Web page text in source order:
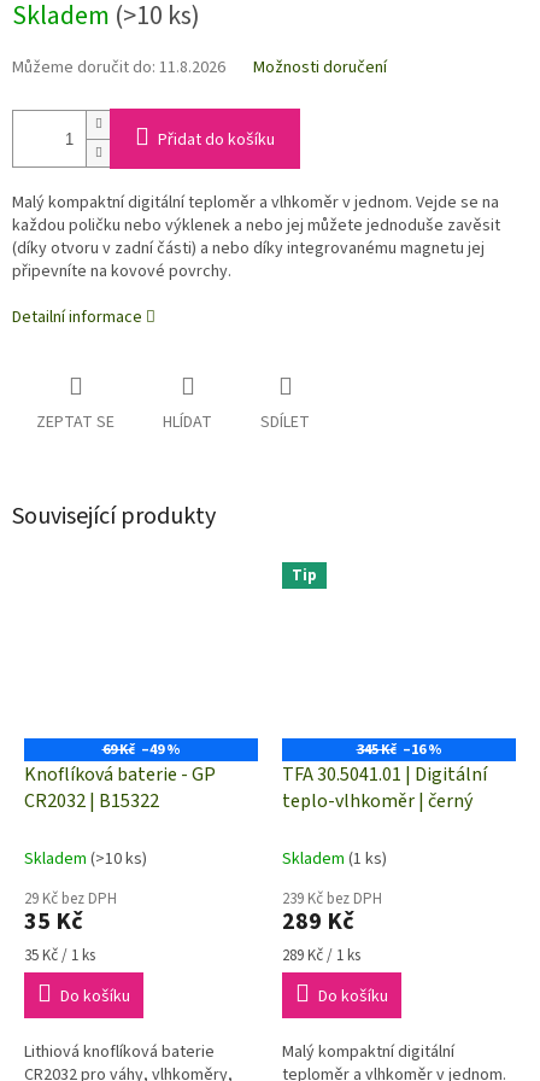
Skladem (>10 ks)
Můžeme doručit do: 11.8.2026 Možnosti doručení
Přidat do košíku
Malý kompaktní digitální teploměr a vlhkoměr v jednom. Vejde se na
každou poličku nebo výklenek a nebo jej můžete jednoduše zavěsit
(díky otvoru v zadní části) a nebo díky integrovanému magnetu jej
připevníte na kovové povrchy.
Detailní informace
ZEPTAT SE HLÍDAT SDÍLET
Související produkty
69 Kč –49 %
Knoflíková baterie - GP
CR2032 | B15322
Skladem (>10 ks)
29 Kč bez DPH
35 Kč
Měrná
cena:
35 Kč / 1 ks
Do košíku
Lithiová knoflíková baterie
CR2032 pro váhy, vlhkoměry,
Tip
345 Kč –16 %
TFA 30.5041.01 | Digitální
teplo-vlhkoměr | černý
Skladem (1 ks)
239 Kč bez DPH
289 Kč
Měrná
cena:
289 Kč / 1 ks
Do košíku
Malý kompaktní digitální
teploměr a vlhkoměr v jednom.